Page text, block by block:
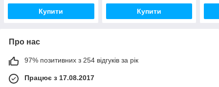
Купити Купити
Про нас
97% позитивних з 254 відгуків за рік
Працює з 17.08.2017